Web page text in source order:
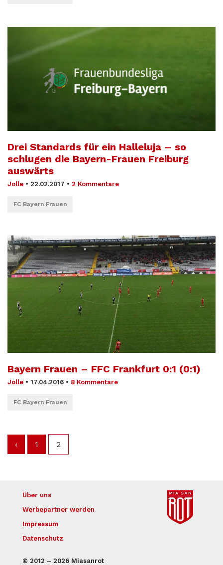
Drei Standards für ein Halleluja – so
schlugen die Bayern-Frauen Freiburg
auswärts
Jolle • 22.02.2017 • 2 Kommentare
FC Bayern Frauen
Bayern Frauen – FFC Frankfurt 0:1 (0:1)
Jolle • 17.04.2016 • 8 Kommentare
FC Bayern Frauen
‹ 1 2
© 2012 – 2026 Miasanrot
Über uns
Werbepartner werden
Impressum
Datenschutz